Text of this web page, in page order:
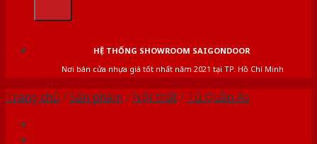
HỆ THỐNG SHOWROOM SAIGONDOOR
Nơi bán cửa nhựa giá tốt nhất năm 2021 tại TP. Hồ Chí Minh
Trang chủ /Sản phẩm / Nội thất/ Tủ Quần Áo